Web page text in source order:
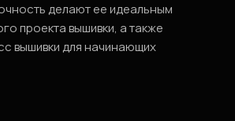
делают ее идеальным
проекта вышивки, а также
вышивки для начинающих